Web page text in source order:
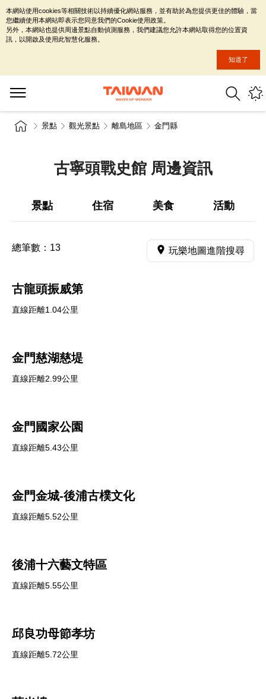
景點 觀光景點 離島地區 金門縣
古寧頭戰史館 周邊資訊
景點 住宿 美食 活動
總筆數： 13 玩樂地圖進階搜尋
古龍頭振威第
直線距離1.04公里
金門慈湖慈堤
直線距離2.99公里
金門國家公園
直線距離5.43公里
金門金城-後浦古樸文化
直線距離5.52公里
後浦十六藝文特區
直線距離5.55公里
邱良功母節孝坊
直線距離5.72公里
本網站使用cookies等相關技術以持續優化網站服務，並有助於為您提供更佳的體驗，當
您繼續使用本網站即表示您同意我們的Cookie使用政策。
另外，本網站也提供周邊景點自動偵測服務，我們建議您允許本網站取得您的位置資
訊，以開啟及使用此智慧化服務。
知道了